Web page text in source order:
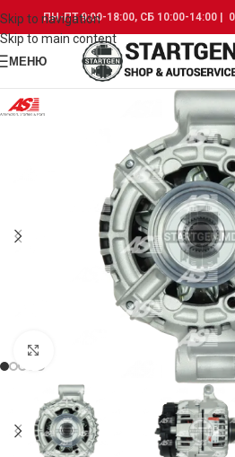
Skip to navigation
Skip to main content
ПН-ПТ 9:00-18:00, СБ 10:00-14:00 |
МЕНЮ